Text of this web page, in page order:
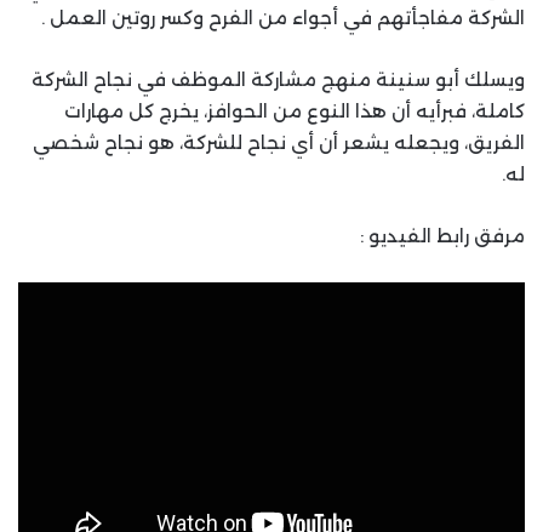
الشركة مفاجأتهم في أجواء من الفرح وكسر روتين العمل .
ويسلك أبو سنينة منهج مشاركة الموظف في نجاح الشركة
كاملة، فبرأيه أن هذا النوع من الحوافز، يخرج كل مهارات
الفريق، ويجعله يشعر أن أي نجاح للشركة، هو نجاح شخصي
له.
مرفق رابط الفيديو :